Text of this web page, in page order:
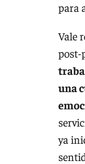
para
Vale
una
ya